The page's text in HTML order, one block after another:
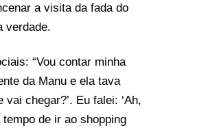
a visita da fada do
verdade.
“Vou contar minha
da Manu e ela tava
chegar?’. Eu falei: ‘Ah,
de ir ao shopping